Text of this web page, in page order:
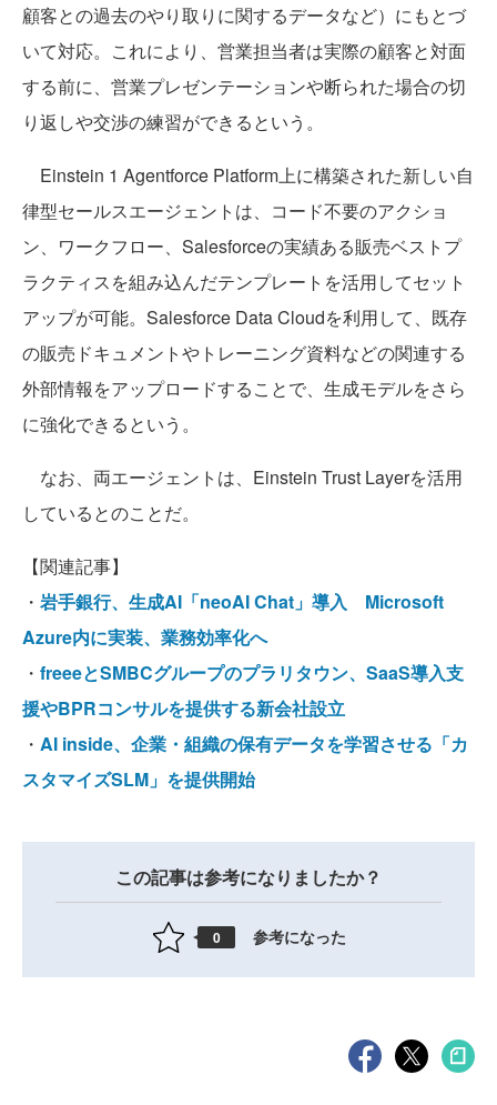
顧客との過去のやり取りに関するデータなど）にもとづ
いて対応。これにより、営業担当者は実際の顧客と対面
する前に、営業プレゼンテーションや断られた場合の切
り返しや交渉の練習ができるという。
Einstein 1 Agentforce Platform上に構築された新しい自
律型セールスエージェントは、コード不要のアクショ
ン、ワークフロー、Salesforceの実績ある販売ベストプ
ラクティスを組み込んだテンプレートを活用してセット
アップが可能。Salesforce Data Cloudを利用して、既存
の販売ドキュメントやトレーニング資料などの関連する
外部情報をアップロードすることで、生成モデルをさら
に強化できるという。
なお、両エージェントは、Einstein Trust Layerを活用
しているとのことだ。
【関連記事】
・ 岩手銀行、生成AI「neoAI Chat」導入 Microsoft
Azure内に実装、業務効率化へ
・ freeeとSMBCグループのプラリタウン、SaaS導入支
援やBPRコンサルを提供する新会社設立
・ AI inside、企業・組織の保有データを学習させる「カ
スタマイズSLM」を提供開始
この記事は参考になりましたか？
0 参考になった